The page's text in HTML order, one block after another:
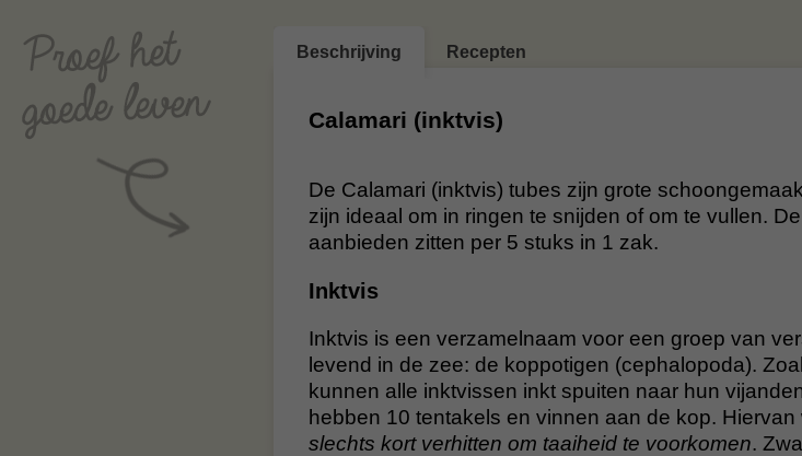
Beschrijving Recepten
Calamari (inktvis)
De Calamari (inktvis) tubes zijn grote
zijn ideaal om in ringen te snijden of om te vullen.
aanbieden zitten per 5 stuks in 1 zak.
Inktvis
Inktvis is een verzamelnaam voor een groep van
levend in de zee: de koppotigen (cephalopoda).
kunnen alle inktvissen inkt spuiten naar hun
hebben 10 tentakels en vinnen aan de kop.
slechts kort verhitten om taaiheid te voorkomen.